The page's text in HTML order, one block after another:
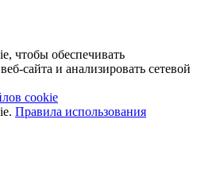
чтобы обеспечивать
сайта и анализировать сетевой
cookie
Правила использования